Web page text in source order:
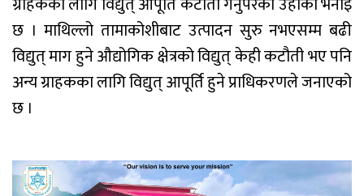
छ । माथिल्लो तामाकोशीबाट उत्पादन सुरु नभएसम्म बढी
विद्युत् माग हुने औद्योगिक क्षेत्रको विद्युत् केही कटौती भए पनि
अन्य ग्राहकका लागि विद्युत् आपूर्ति हुने प्राधिकरणले जनाएको
छ ।